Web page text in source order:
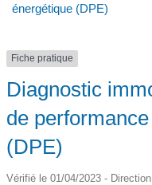
énergétique (DPE)
Fiche pratique
Diagnostic
de
(DPE)
Vérifié le 01/04/2023 -